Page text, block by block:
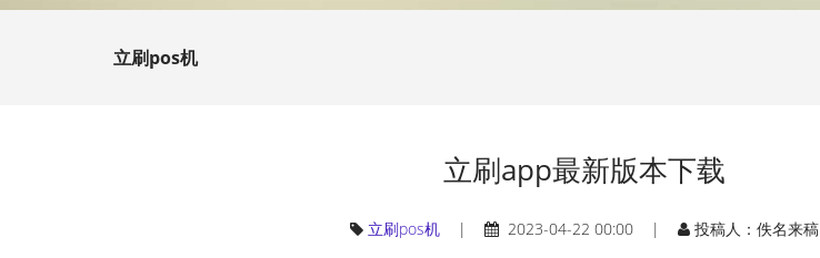
立刷pos机
立刷app最新版本下载
立刷pos机| 2023-04-22 00:00 | 投稿人：佚名来稿